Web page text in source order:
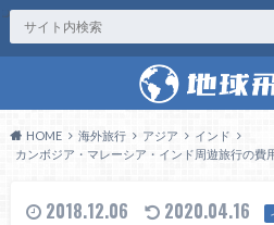
HOME 海外旅行 アジア
インド
カンボジア・マレーシア・インド周遊旅行の費
2018.12.06 2020.04.16